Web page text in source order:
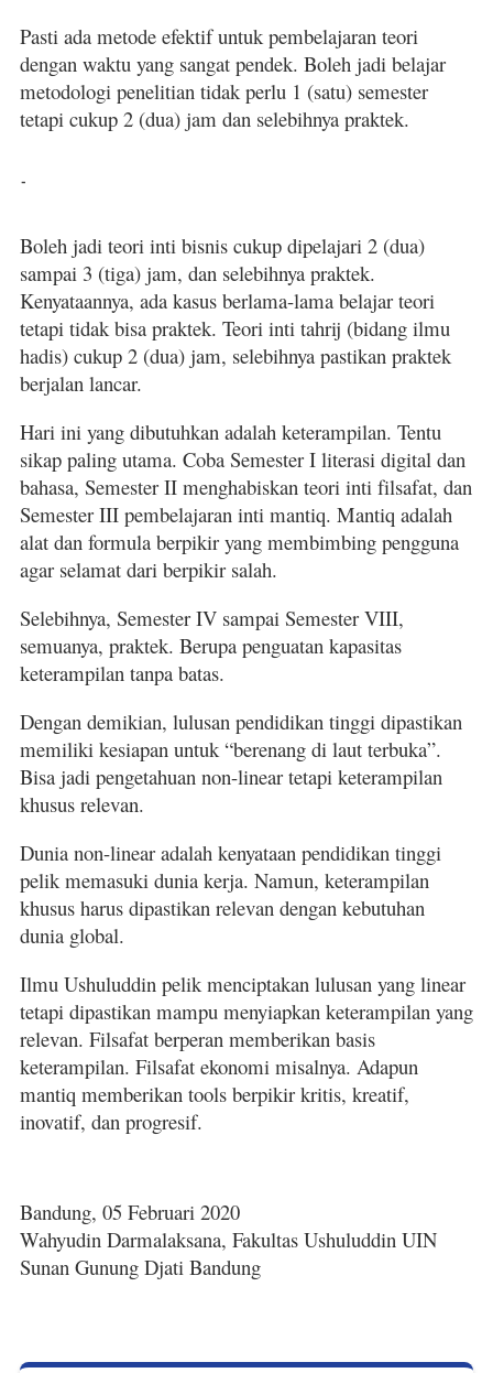
Pasti ada metode efektif untuk pembelajaran teori
dengan waktu yang sangat pendek. Boleh jadi belajar
metodologi penelitian tidak perlu 1 (satu) semester
tetapi cukup 2 (dua) jam dan selebihnya praktek.
-
Boleh jadi teori inti bisnis cukup dipelajari 2 (dua)
sampai 3 (tiga) jam, dan selebihnya praktek.
Kenyataannya, ada kasus berlama-lama belajar teori
tetapi tidak bisa praktek. Teori inti tahrij (bidang ilmu
hadis) cukup 2 (dua) jam, selebihnya pastikan praktek
berjalan lancar.
Hari ini yang dibutuhkan adalah keterampilan. Tentu
sikap paling utama. Coba Semester I literasi digital dan
bahasa, Semester II menghabiskan teori inti filsafat, dan
Semester III pembelajaran inti mantiq. Mantiq adalah
alat dan formula berpikir yang membimbing pengguna
agar selamat dari berpikir salah.
Selebihnya, Semester IV sampai Semester VIII,
semuanya, praktek. Berupa penguatan kapasitas
keterampilan tanpa batas.
Dengan demikian, lulusan pendidikan tinggi dipastikan
memiliki kesiapan untuk “berenang di laut terbuka”.
Bisa jadi pengetahuan non-linear tetapi keterampilan
khusus relevan.
Dunia non-linear adalah kenyataan pendidikan tinggi
pelik memasuki dunia kerja. Namun, keterampilan
khusus harus dipastikan relevan dengan kebutuhan
dunia global.
Ilmu Ushuluddin pelik menciptakan lulusan yang linear
tetapi dipastikan mampu menyiapkan keterampilan yang
relevan. Filsafat berperan memberikan basis
keterampilan. Filsafat ekonomi misalnya. Adapun
mantiq memberikan tools berpikir kritis, kreatif,
inovatif, dan progresif.
Bandung, 05 Februari 2020
Wahyudin Darmalaksana, Fakultas Ushuluddin UIN
Sunan Gunung Djati Bandung